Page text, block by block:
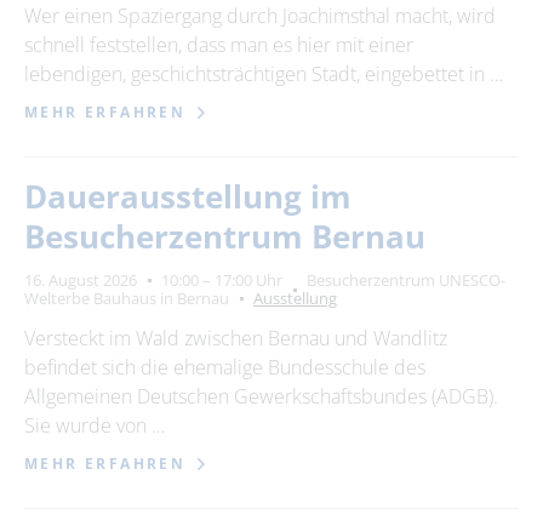
Wer einen Spaziergang durch Joachimsthal macht, wird
schnell feststellen, dass man es hier mit einer
lebendigen, geschichtsträchtigen Stadt, eingebettet in …
MEHR ERFAHREN
Dauerausstellung im
Besucherzentrum Bernau
16. August 2026 10:00 – 17:00 Uhr
Besucherzentrum UNESCO-
Welterbe Bauhaus in Bernau
Ausstellung
Versteckt im Wald zwischen Bernau und Wandlitz
befindet sich die ehemalige Bundesschule des
Allgemeinen Deutschen Gewerkschaftsbundes (ADGB).
Sie wurde von …
MEHR ERFAHREN